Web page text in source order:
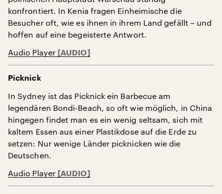
konfrontiert. In Kenia fragen Einheimische die
Besucher oft, wie es ihnen in ihrem Land gefällt – und
hoffen auf eine begeisterte Antwort.
Audio Player
Picknick
In Sydney ist das Picknick ein Barbecue am
legendären Bondi-Beach, so oft wie möglich, in China
hingegen findet man es ein wenig seltsam, sich mit
kaltem Essen aus einer Plastikdose auf die Erde zu
setzen: Nur wenige Länder picknicken wie die
Deutschen.
Audio Player